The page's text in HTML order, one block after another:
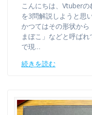
こんにちは、Vtuber
を3問解説しようと思
かつてはその形状か
まぼこ」などと呼ば
で現…
続きを読む